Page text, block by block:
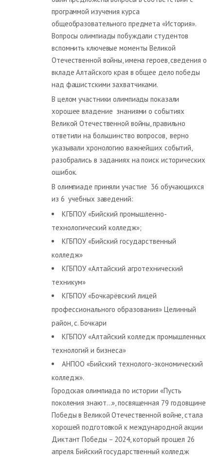
программой изучения курса
общеобразовательного предмета «История».
Вопросы олимпиады побуждали студентов
вспомнить ключевые моменты Великой
Отечественной войны, имена героев, сведения о
вкладе Алтайского края в общее дело победы
над фашистскими захватчиками.
В целом участники олимпиады показали
хорошее владение знаниями о событиях
Великой Отечественной войны, правильно
ответили на большинство вопросов, верно
указывали хронологию важнейших событий,
разобрались в заданиях на поиск исторических
ошибок.
В олимпиаде приняли участие 36 обучающихся
из 6 учебных заведений:
КГБПОУ «Бийский промышленно-
технологический колледж»;
КГБПОУ «Бийский государственный
колледж»
КГБПОУ «Алтайский агротехнический
техникум»
КГБПОУ «Бочкарёвский лицей
профессионального образования» Целинный
район, с. Бочкари
КГБПОУ «Алтайский колледж промышленных
технологий и бизнеса»
АНПОО «Бийский технолого-экономический
колледж».
Городская олимпиада по истории «Пусть
поколения знают…», посвященная 79 годовщине
Победы в Великой Отечественной войне, стала
хорошей подготовкой к международной акции
Диктант Победы – 2024, который прошел 26
апреля. Бийский государственный колледж